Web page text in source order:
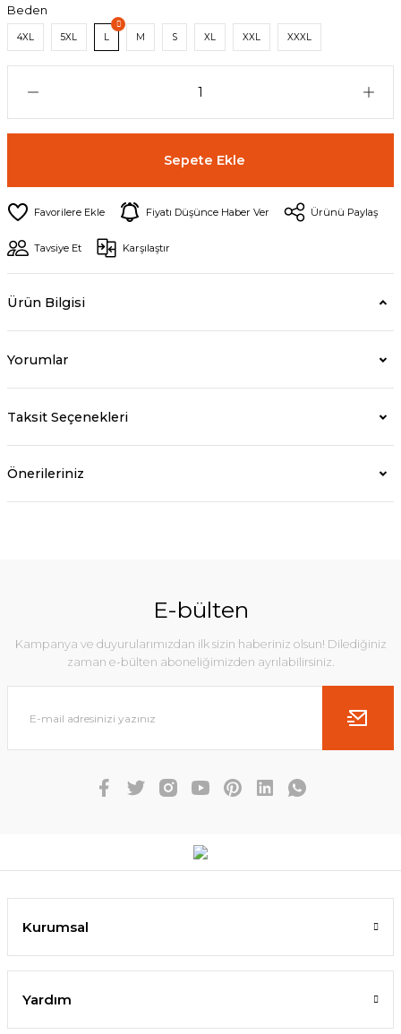
Beden
4XL 5XL L M S XL XXL XXXL
Sepete Ekle
Fiyatı Düşünce Haber Ver Ürünü Paylaş
Tavsiye Et Karşılaştır
Ürün Bilgisi
Yorumlar
Taksit Seçenekleri
Önerileriniz
E-bülten
Kampanya ve duyurularımızdan ilk sizin haberiniz olsun! Dilediğiniz
zaman e-bülten aboneliğimizden ayrılabilirsiniz.
Kurumsal
Yardım